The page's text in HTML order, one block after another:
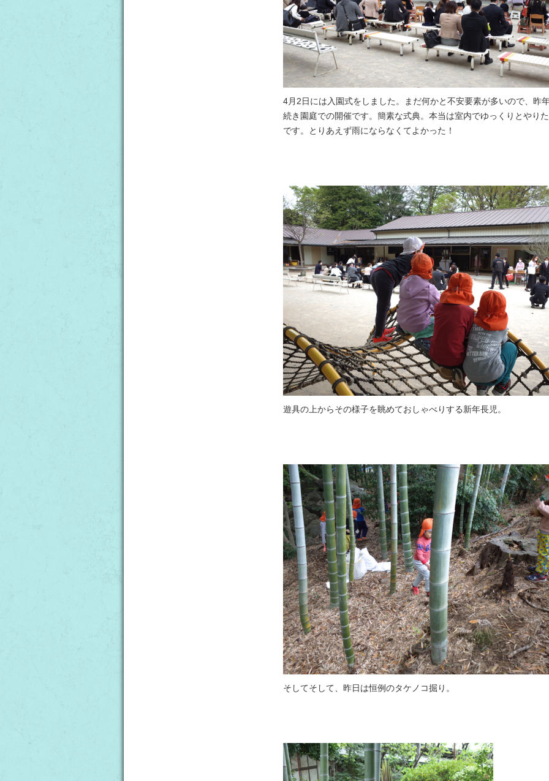
4月2日には入園式をしました。まだ何かと不安要素が多いので、昨
続き園庭での開催です。簡素な式典。本当は室内でゆっくりとやり
です。とりあえず雨にならなくてよかった！
遊具の上からその様子を眺めておしゃべりする新年長児。
そしてそして、昨日は恒例のタケノコ掘り。